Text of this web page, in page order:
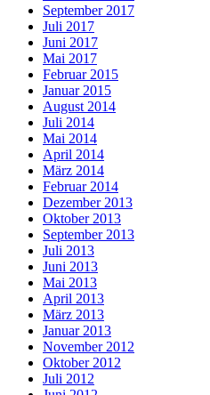
September 2017
Juli 2017
Juni 2017
Mai 2017
Februar 2015
Januar 2015
August 2014
Juli 2014
Mai 2014
April 2014
März 2014
Februar 2014
Dezember 2013
Oktober 2013
September 2013
Juli 2013
Juni 2013
Mai 2013
April 2013
März 2013
Januar 2013
November 2012
Oktober 2012
Juli 2012